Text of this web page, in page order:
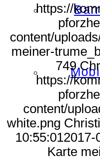
https://
content/
meiner-
749
https://
content/
white.png
10:55:012017-
Karte